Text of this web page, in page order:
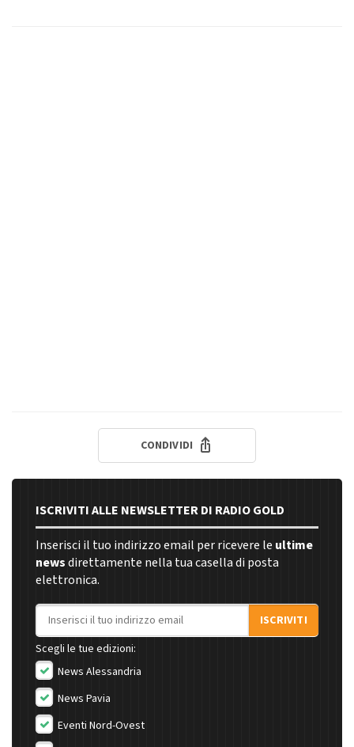
CONDIVIDI
ISCRIVITI ALLE NEWSLETTER DI RADIO GOLD
Inserisci il tuo indirizzo email per ricevere le ultime
newsdirettamente nella tua casella di posta
elettronica.
Indirizzo email
ISCRIVITI
Scegli le tue edizioni:
News Alessandria
News Pavia
Eventi Nord-Ovest